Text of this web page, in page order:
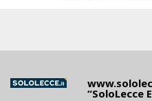
“SoloLecce